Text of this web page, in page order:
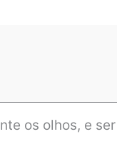
os olhos, e